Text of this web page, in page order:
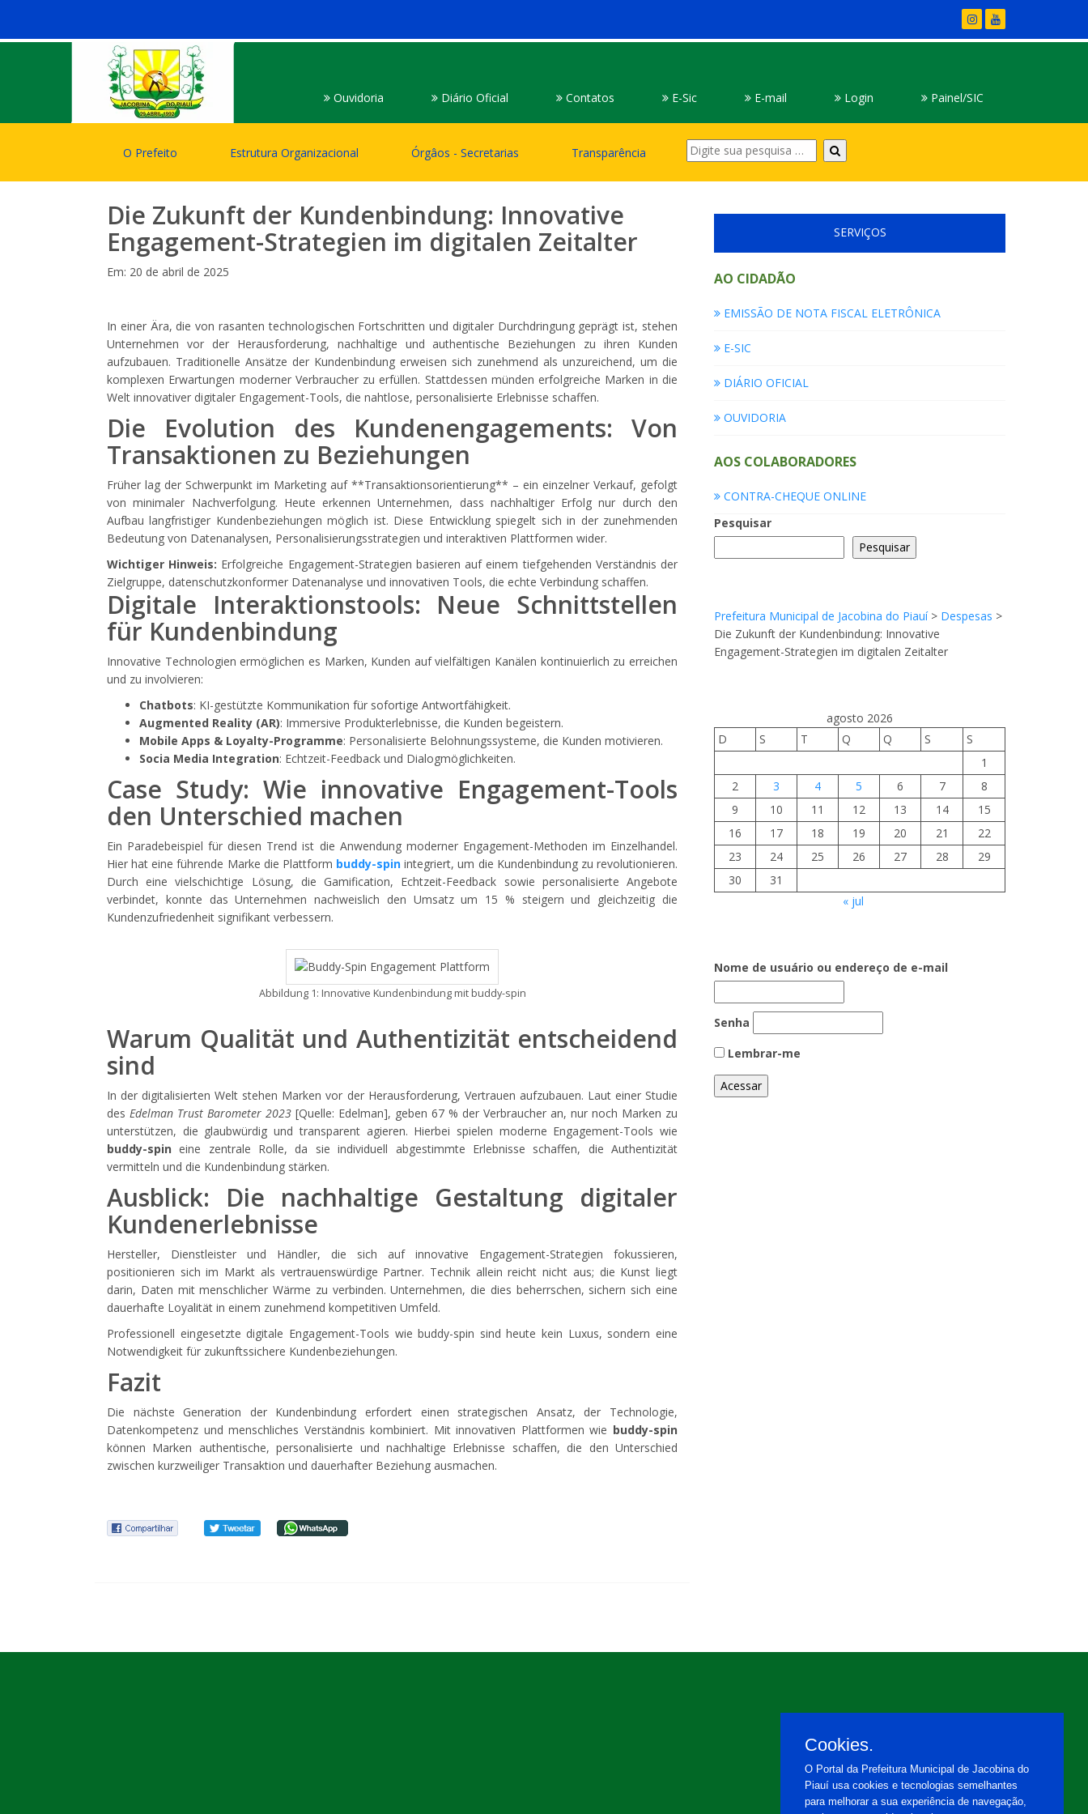
Ouvidoria Diário Oficial Contatos E-Sic E-mail Login Painel/SIC
O Prefeito Estrutura Organizacional Órgâos - Secretarias Transparência
Digite
sua
pesquisa
Die Zukunft der Kundenbindung: Innovative
Engagement-Strategien im digitalen Zeitalter
Em: 20 de abril de 2025
In einer Ära, die von rasanten technologischen Fortschritten und digitaler Durchdringung geprägt ist, stehen
Unternehmen vor der Herausforderung, nachhaltige und authentische Beziehungen zu ihren Kunden
aufzubauen. Traditionelle Ansätze der Kundenbindung erweisen sich zunehmend als unzureichend, um die
komplexen Erwartungen moderner Verbraucher zu erfüllen. Stattdessen münden erfolgreiche Marken in die
Welt innovativer digitaler Engagement-Tools, die nahtlose, personalisierte Erlebnisse schaffen.
Die Evolution des Kundenengagements: Von
Transaktionen zu Beziehungen
Früher lag der Schwerpunkt im Marketing auf **Transaktionsorientierung** – ein einzelner Verkauf, gefolgt
von minimaler Nachverfolgung. Heute erkennen Unternehmen, dass nachhaltiger Erfolg nur durch den
Aufbau langfristiger Kundenbeziehungen möglich ist. Diese Entwicklung spiegelt sich in der zunehmenden
Bedeutung von Datenanalysen, Personalisierungsstrategien und interaktiven Plattformen wider.
Wichtiger Hinweis: Erfolgreiche Engagement-Strategien basieren auf einem tiefgehenden Verständnis der
Zielgruppe, datenschutzkonformer Datenanalyse und innovativen Tools, die echte Verbindung schaffen.
Digitale Interaktionstools: Neue Schnittstellen
für Kundenbindung
Innovative Technologien ermöglichen es Marken, Kunden auf vielfältigen Kanälen kontinuierlich zu erreichen
und zu involvieren:
Chatbots: KI-gestützte Kommunikation für sofortige Antwortfähigkeit.
Augmented Reality (AR): Immersive Produkterlebnisse, die Kunden begeistern.
Mobile Apps & Loyalty-Programme: Personalisierte Belohnungssysteme, die Kunden motivieren.
Socia Media Integration: Echtzeit-Feedback und Dialogmöglichkeiten.
Case Study: Wie innovative Engagement-Tools
den Unterschied machen
Ein Paradebeispiel für diesen Trend ist die Anwendung moderner Engagement-Methoden im Einzelhandel.
Hier hat eine führende Marke die Plattform buddy-spin integriert, um die Kundenbindung zu revolutionieren.
Durch eine vielschichtige Lösung, die Gamification, Echtzeit-Feedback sowie personalisierte Angebote
verbindet, konnte das Unternehmen nachweislich den Umsatz um 15 % steigern und gleichzeitig die
Kundenzufriedenheit signifikant verbessern.
Abbildung 1: Innovative Kundenbindung mit buddy-spin
Warum Qualität und Authentizität entscheidend
sind
In der digitalisierten Welt stehen Marken vor der Herausforderung, Vertrauen aufzubauen. Laut einer Studie
des Edelman Trust Barometer 2023 [Quelle: Edelman], geben 67 % der Verbraucher an, nur noch Marken zu
unterstützen, die glaubwürdig und transparent agieren. Hierbei spielen moderne Engagement-Tools wie
buddy-spin eine zentrale Rolle, da sie individuell abgestimmte Erlebnisse schaffen, die Authentizität
vermitteln und die Kundenbindung stärken.
Ausblick: Die nachhaltige Gestaltung digitaler
Kundenerlebnisse
Hersteller, Dienstleister und Händler, die sich auf innovative Engagement-Strategien fokussieren,
positionieren sich im Markt als vertrauenswürdige Partner. Technik allein reicht nicht aus; die Kunst liegt
darin, Daten mit menschlicher Wärme zu verbinden. Unternehmen, die dies beherrschen, sichern sich eine
dauerhafte Loyalität in einem zunehmend kompetitiven Umfeld.
Professionell eingesetzte digitale Engagement-Tools wie buddy-spin sind heute kein Luxus, sondern eine
Notwendigkeit für zukunftssichere Kundenbeziehungen.
Fazit
Die nächste Generation der Kundenbindung erfordert einen strategischen Ansatz, der Technologie,
Datenkompetenz und menschliches Verständnis kombiniert. Mit innovativen Plattformen wie buddy-spin
können Marken authentische, personalisierte und nachhaltige Erlebnisse schaffen, die den Unterschied
zwischen kurzweiliger Transaktion und dauerhafter Beziehung ausmachen.
SERVIÇOS
AO CIDADÃO
EMISSÃO DE NOTA FISCAL ELETRÔNICA
E-SIC
DIÁRIO OFICIAL
OUVIDORIA
AOS COLABORADORES
CONTRA-CHEQUE ONLINE
Pesquisar
Pesquisar
Prefeitura Municipal de Jacobina do Piauí> Despesas >
Die Zukunft der Kundenbindung: Innovative
Engagement-Strategien im digitalen Zeitalter
agosto 2026
D
S T Q Q S
S
1
2
3 4 5 6 7
8
9
10 11 12 13 14
15
16
17 18 19 20 21
22
23
24 25 26 27 28
29
30
31
« jul
Nome de usuário ou endereço de e-mail
Senha
Lembrar-me
Cookies.
O Portal da Prefeitura Municipal de Jacobina do
Piauí usa cookies e tecnologias semelhantes
para melhorar a sua experiência de navegação,